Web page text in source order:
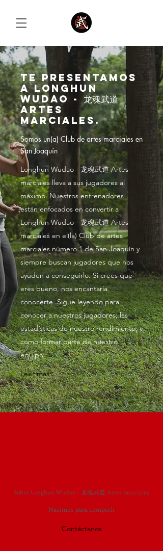
Iniciar sesión
Te presentamos
a Longhun
Wudao - 龙魂武道
Artes
marciales.
Somos un(a) Club de artes marciales en
San Joaquín
Longhun Wudao - 龙魂武道 Artes
marciales lleva a sus jugadores al
máximo. Nuestros entrenadores
están enfocados en convertir a
Longhun Wudao - 龙魂武道 Artes
marciales en el(la) Club de artes
marciales número 1 de San Joaquín y
siempre buscan jugadores que nos
ayuden a conseguirlo. Si crees que
eres bueno, nos encantaría
conocerte. Sigue leyendo para
conocer a nuestros jugadores, las
estadísticas de nuestro rendimiento, y
cómo formar parte de nuestro
equipo.
Leer más
Sobre Longhun Wudao - 龙魂武道 Artes marciales
Nacimos para competir
Contáctanos